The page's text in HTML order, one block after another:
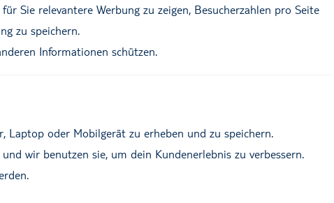
Sie relevantere Werbung zu zeigen, Besucherzahlen pro Seite
zu speichern.
Informationen schützen.
Laptop oder Mobilgerät zu erheben und zu speichern.
wir benutzen sie, um dein Kundenerlebnis zu verbessern.